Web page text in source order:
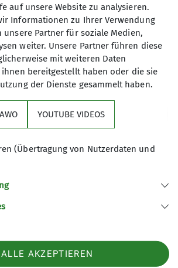
Umweltschutz
Heidelberg 1869 e.V.
auf unsere Website zu analysieren.
Informationen zu Ihrer Verwendung
unsere Partner für soziale Medien,
weiter. Unsere Partner führen diese
mit weiteren Daten
ihnen bereitgestellt haben oder die sie
der Dienste gesammelt haben.
YOUTUBE VIDEOS
(Übertragung von Nutzerdaten und
ALLE AKZEPTIEREN